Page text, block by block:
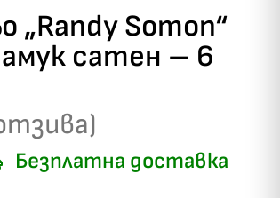
„Randy Somon“
сатен – 6
Безплатна доставка